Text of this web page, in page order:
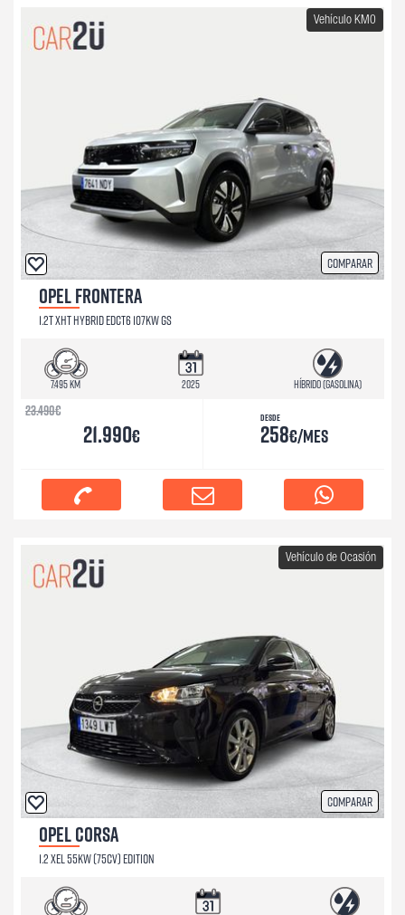
Comparar
Vehículo KM0
OPEL FRONTERA
1.2T XHT HYBRID EDCT6 107KW GS
7.495 km 2025 Híbrido (Gasolina)
23.490€
21.990€
Desde
258€/mes
Comparar
Vehículo de Ocasión
OPEL CORSA
1.2 XEL 55KW (75CV) EDITION